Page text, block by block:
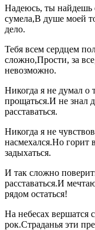
Надеюсь, ты найдешь
сумела,В душе моей
дело.
Тебя всем сердцем
сложно,Прости, за
невозможно.
Никогда я не думал о
прощаться.И не знал
расставаться.
Никогда я не
насмехался.Но горит
задыхаться.
И так сложно
расставаться.И
рядом остаться!
На небесах вершатся
рок.Страданья эти